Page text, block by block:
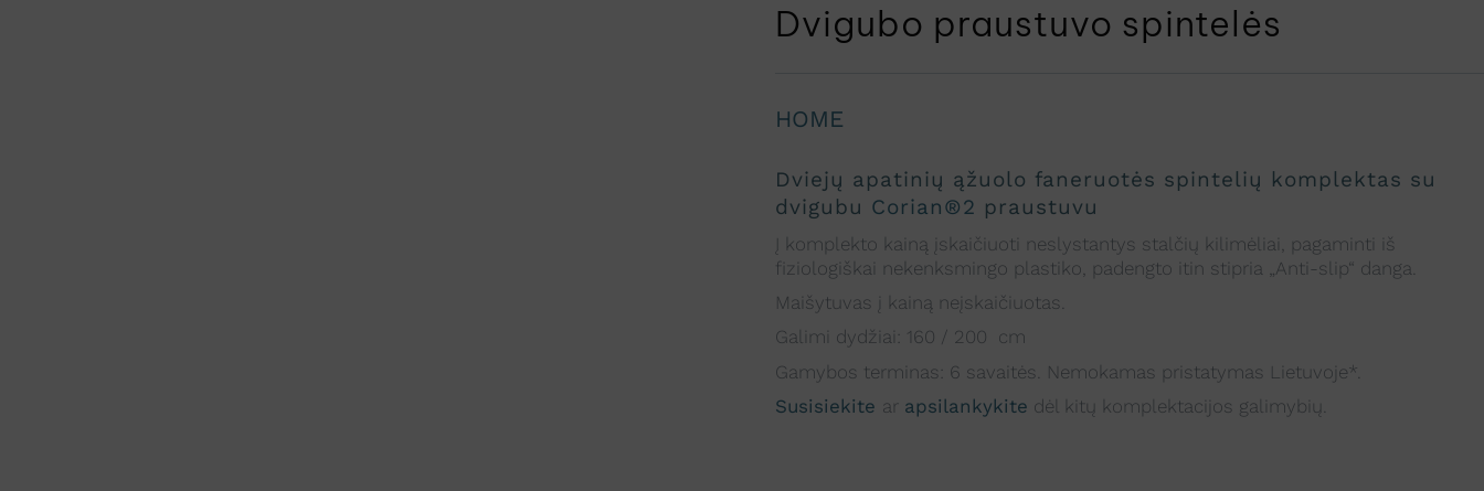
Dvigubo praustuvo spintelės
HOME
Dviejų apatinių ąžuolo faneruotės spintelių komplektas su
dvigubu Corian®2 praustuvu
Į komplekto kainą įskaičiuoti neslystantys stalčių kilimėliai, pagaminti iš
fiziologiškai nekenksmingo plastiko, padengto itin stipria „Anti-slip“ danga.
Maišytuvas į kainą neįskaičiuotas.
Galimi dydžiai: 160 / 200 cm
Gamybos terminas: 6 savaitės. Nemokamas pristatymas Lietuvoje*.
Susisiekite ar apsilankykite dėl kitų komplektacijos galimybių.